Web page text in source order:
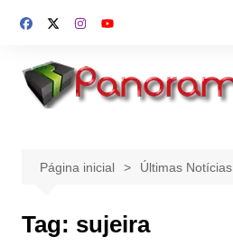
para
conteúdo
Página inicial Últimas Notícias
Tag: sujeira